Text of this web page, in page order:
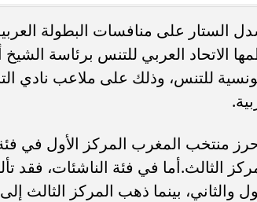
الاتحاد العربي للتنس برئاسة الشيخ
للتنس، وذلك على ملاعب نادي
منتخب المغرب المركز الأول في
الثالث.أما في فئة الناشئات،
والثاني، بينما ذهب المركز الثالث
تؤكد حضورها الفني
وحدة عادية”
انغام تختار